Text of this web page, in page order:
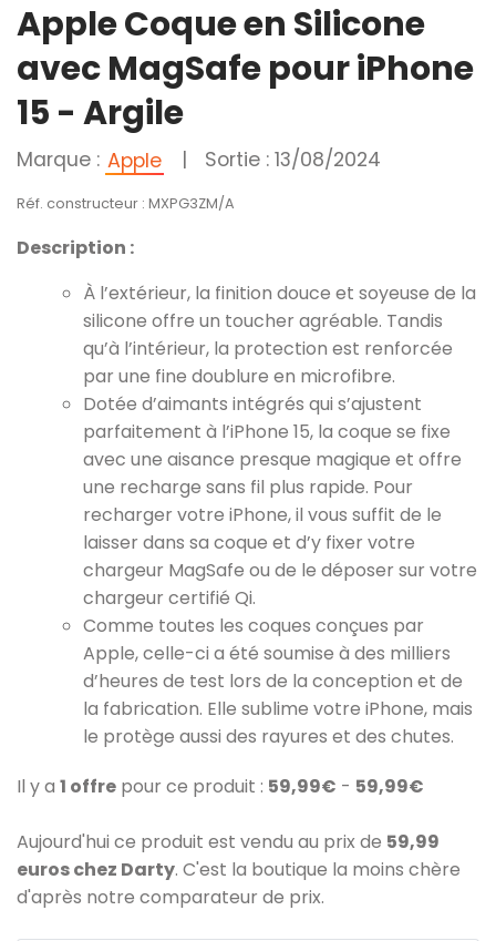
Apple Coque en Silicone
avec MagSafe pour iPhone
15 - Argile ​​​​​​​
Marque : Apple | Sortie : 13/08/2024
Réf. constructeur : MXPG3ZM/A
Description :
À l’extérieur, la finition douce et soyeuse de la
silicone offre un toucher agréable. Tandis
qu’à l’intérieur, la protection est renforcée
par une fine doublure en microfibre.
Dotée d’aimants intégrés qui s’ajustent
parfaitement à l’iPhone 15, la coque se fixe
avec une aisance presque magique et offre
une recharge sans fil plus rapide. Pour
recharger votre iPhone, il vous suffit de le
laisser dans sa coque et d’y fixer votre
chargeur MagSafe ou de le déposer sur votre
chargeur certifié Qi.
Comme toutes les coques conçues par
Apple, celle-ci a été soumise à des milliers
d’heures de test lors de la conception et de
la fabrication. Elle sublime votre iPhone, mais
le protège aussi des rayures et des chutes.
Il y a 1 offre pour ce produit : 59,99€ - 59,99€
Aujourd'hui ce produit est vendu au prix de 59,99
euros chez Darty. C'est la boutique la moins chère
d'après notre comparateur de prix.